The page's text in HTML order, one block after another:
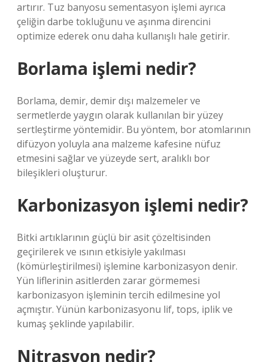
artırır. Tuz banyosu sementasyon işlemi ayrıca
çeliğin darbe tokluğunu ve aşınma direncini
optimize ederek onu daha kullanışlı hale getirir.
Borlama işlemi nedir?
Borlama, demir, demir dışı malzemeler ve
sermetlerde yaygın olarak kullanılan bir yüzey
sertleştirme yöntemidir. Bu yöntem, bor atomlarının
difüzyon yoluyla ana malzeme kafesine nüfuz
etmesini sağlar ve yüzeyde sert, aralıklı bor
bileşikleri oluşturur.
Karbonizasyon işlemi nedir?
Bitki artıklarının güçlü bir asit çözeltisinden
geçirilerek ve ısının etkisiyle yakılması
(kömürleştirilmesi) işlemine karbonizasyon denir.
Yün liflerinin asitlerden zarar görmemesi
karbonizasyon işleminin tercih edilmesine yol
açmıştır. Yünün karbonizasyonu lif, tops, iplik ve
kumaş şeklinde yapılabilir.
Nitrasyon nedir?